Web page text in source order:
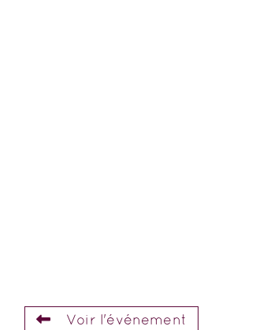
Voir l'événement